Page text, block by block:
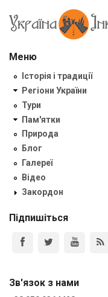
Меню
Історія і традиції
Регіони України
Тури
Пам'ятки
Природа
Блог
Галереї
Відео
Закордон
Підпишіться
Зв'язок з нами